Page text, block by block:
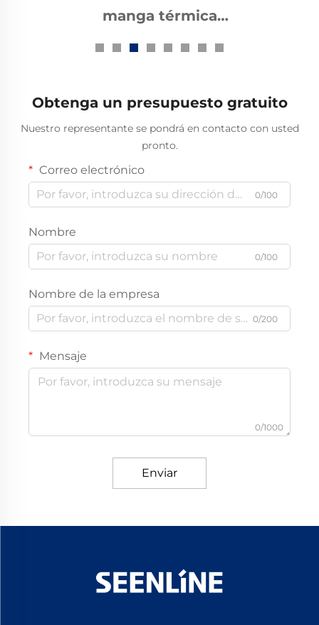
accesorios de cable
10kv
Obtenga un presupuesto gratuito
Nuestro representante se pondrá en contacto con usted
pronto.
Correo electrónico
0/100
Nombre
0/100
Nombre de la empresa
0/200
Mensaje
0/1000
Enviar